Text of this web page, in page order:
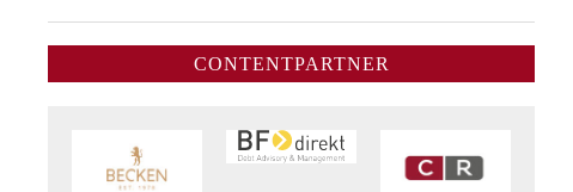
CONTENTPARTNER